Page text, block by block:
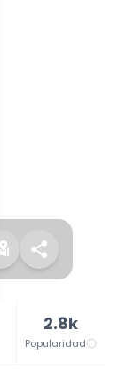
2.8k
Popularidad